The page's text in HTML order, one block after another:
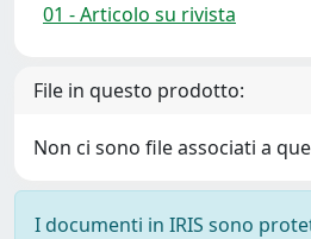
01 - Articolo su rivista
File in questo prodotto:
Non ci sono file associati a
I documenti in IRIS sono